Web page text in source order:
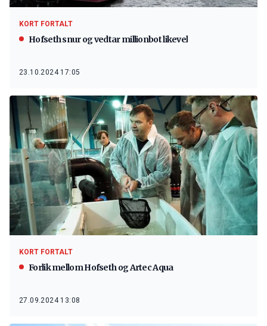
KORT FORTALT
Hofseth snur og vedtar millionbot likevel
23.10.2024 17:05
KORT FORTALT
Forlik mellom Hofseth og Artec Aqua
27.09.2024 13:08